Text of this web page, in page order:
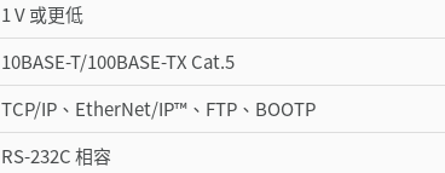
1 V 或更低
10BASE-T/100BASE-TX Cat.5
TCP/IP、EtherNet/IP™、FTP、BOOTP
RS-232C 相容